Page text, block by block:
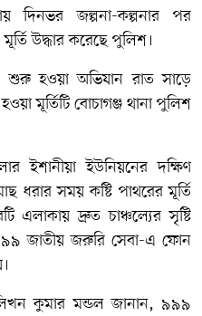
দিনভর জল্পনা-কল্পনার পর
উদ্ধার করেছে পুলিশ।
হওয়া অভিযান রাত সাড়ে
মূর্তিটি বোচাগঞ্জ থানা পুলিশ
ইশানীয়া ইউনিয়নের দক্ষিণ
ধরার সময় কষ্টি পাথরের মূর্তি
এলাকায় দ্রুত চাঞ্চল্যের সৃষ্টি
জাতীয় জরুরি সেবা-এ ফোন
কুমার মন্ডল জানান, ৯৯৯